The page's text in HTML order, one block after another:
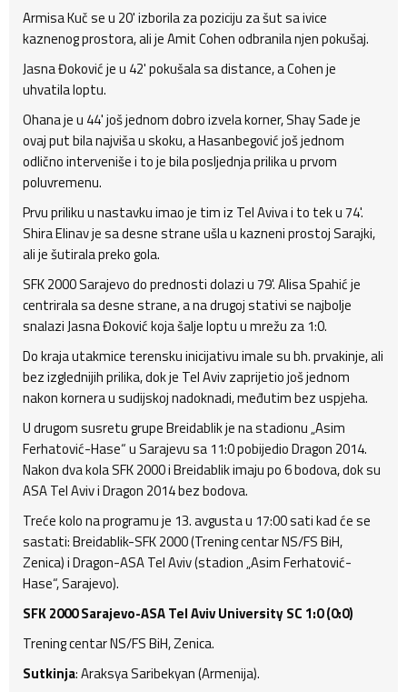
Armisa Kuč se u 20' izborila za poziciju za šut sa ivice
kaznenog prostora, ali je Amit Cohen odbranila njen pokušaj.
Jasna Đoković je u 42' pokušala sa distance, a Cohen je
uhvatila loptu.
Ohana je u 44' još jednom dobro izvela korner, Shay Sade je
ovaj put bila najviša u skoku, a Hasanbegović još jednom
odlično interveniše i to je bila posljednja prilika u prvom
poluvremenu.
Prvu priliku u nastavku imao je tim iz Tel Aviva i to tek u 74'.
Shira Elinav je sa desne strane ušla u kazneni prostoj Sarajki,
ali je šutirala preko gola.
SFK 2000 Sarajevo do prednosti dolazi u 79'. Alisa Spahić je
centrirala sa desne strane, a na drugoj stativi se najbolje
snalazi Jasna Đoković koja šalje loptu u mrežu za 1:0.
Do kraja utakmice terensku inicijativu imale su bh. prvakinje, ali
bez izglednijih prilika, dok je Tel Aviv zaprijetio još jednom
nakon kornera u sudijskoj nadoknadi, međutim bez uspjeha.
U drugom susretu grupe Breidablik je na stadionu „Asim
Ferhatović-Hase“ u Sarajevu sa 11:0 pobijedio Dragon 2014.
Nakon dva kola SFK 2000 i Breidablik imaju po 6 bodova, dok su
ASA Tel Aviv i Dragon 2014 bez bodova.
Treće kolo na programu je 13. avgusta u 17:00 sati kad će se
sastati: Breidablik-SFK 2000 (Trening centar NS/FS BiH,
Zenica) i Dragon-ASA Tel Aviv (stadion „Asim Ferhatović-
Hase“, Sarajevo).
SFK 2000 Sarajevo-ASA Tel Aviv University SC 1:0 (0:0)
Trening centar NS/FS BiH, Zenica.
Sutkinja: Araksya Saribekyan (Armenija).